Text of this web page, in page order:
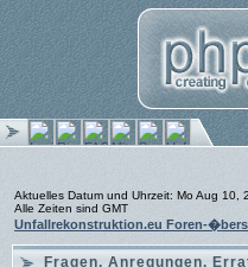
Aktuelles Datum und Uhrzeit: Mo Aug 10,
Alle Zeiten sind GMT
Unfallrekonstruktion.eu Foren-
Fragen, Anregungen,